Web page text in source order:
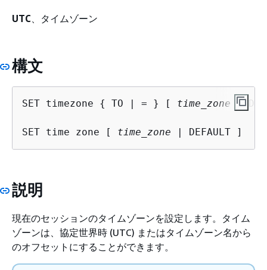
UTC 、タイムゾーン
構文
SET timezone { TO | = } [ time_zone |
SET time zone [ time_zone | DEFAULT ]
説明
現在のセッションのタイムゾーンを設定します。タイム
ゾーンは、協定世界時 (UTC) またはタイムゾーン名から
のオフセットにすることができます。